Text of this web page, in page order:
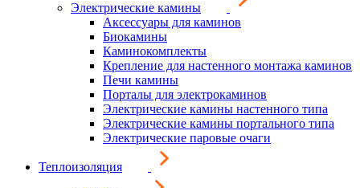
Электрические камины
Аксессуары для каминов
Биокамины
Каминокомплекты
Крепление для настенного монтажа каминов
Печи камины
Порталы для электрокаминов
Электрические камины настенного типа
Электрические камины портального типа
Электрические паровые очаги
Теплоизоляция